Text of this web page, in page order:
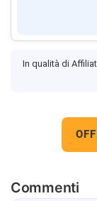
In qualità di
Commenti